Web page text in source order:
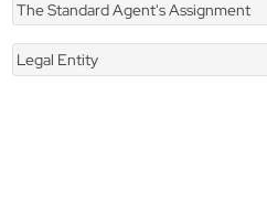
The Standard Agent's Assignment
Legal Entity